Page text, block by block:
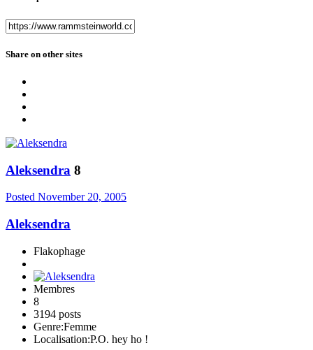
Share on other sites
Aleksendra 8
Posted November 20, 2005
Aleksendra
Flakophage
Membres
8
3194 posts
Genre:Femme
Localisation:P.O. hey ho !